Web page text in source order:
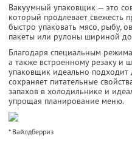
Вакуумный упаковщик — это
который продлевает свежесть
быстро упаковать мясо, рыбу,
пакеты или рулоны шириной
Благодаря специальным
а также встроенному резаку и
упаковщик идеально подходит
сохраняет питательные
запахов в холодильнике и
упрощая планирование меню.
* Вайлдберриз